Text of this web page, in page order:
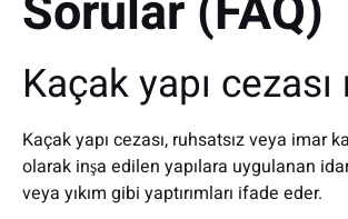
Kaçak yapı
Kaçak yapı cezası, ruhsatsız veya imar
olarak inşa edilen yapılara uygulanan
veya yıkım gibi yaptırımları ifade eder.